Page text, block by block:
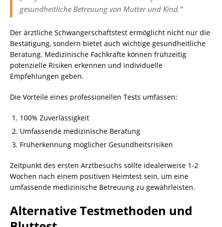
gesundheitliche Betreuung von Mutter und Kind.“
Der ärztliche Schwangerschaftstest ermöglicht nicht nur die
Bestätigung, sondern bietet auch wichtige gesundheitliche
Beratung. Medizinische Fachkräfte können frühzeitig
potenzielle Risiken erkennen und individuelle
Empfehlungen geben.
Die Vorteile eines professionellen Tests umfassen:
100% Zuverlässigkeit
Umfassende medizinische Beratung
Früherkennung möglicher Gesundheitsrisiken
Zeitpunkt des ersten Arztbesuchs sollte idealerweise 1-2
Wochen nach einem positiven Heimtest sein, um eine
umfassende medizinische Betreuung zu gewährleisten.
Alternative Testmethoden und